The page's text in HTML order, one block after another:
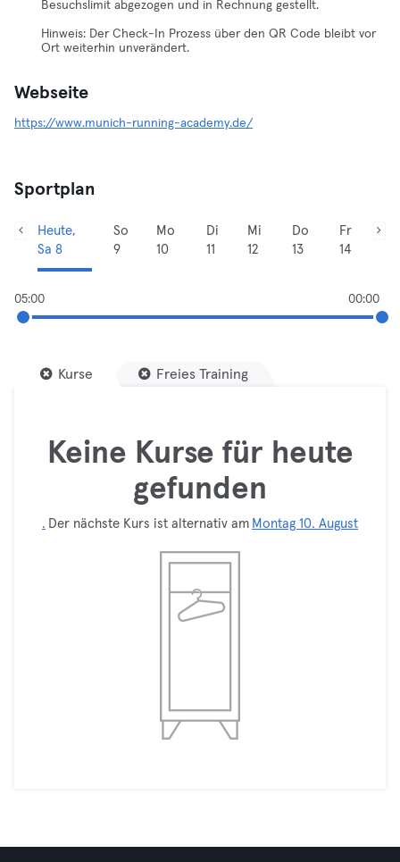
Besuchslimit abgezogen und in Rechnung gestellt.
Hinweis: Der Check-In Prozess über den QR Code bleibt vor
Ort weiterhin unverändert.
Webseite
https://www.munich-running-academy.de/
Sportplan
Heute,
Sa 8
So
9
Mo
10
Di
11
Mi
12
Do
13
Fr
14
05:00 00:00
Kurse Freies Training
Keine Kurse für heute
gefunden
. Der nächste Kurs ist alternativ am Montag 10. August